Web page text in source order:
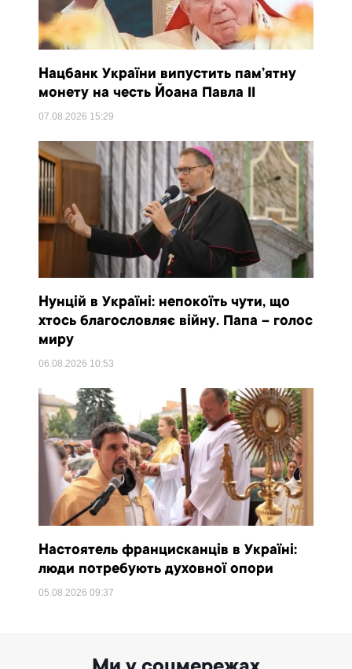
Нацбанк України випустить пам’ятну
монету на честь Йоана Павла II
07.08.2026 15:29
Нунцій в Україні: непокоїть чути, що
хтось благословляє війну. Папа – голос
миру
06.08.2026 10:53
Настоятель францисканців в Україні:
люди потребують духовної опори
05.08.202609:37